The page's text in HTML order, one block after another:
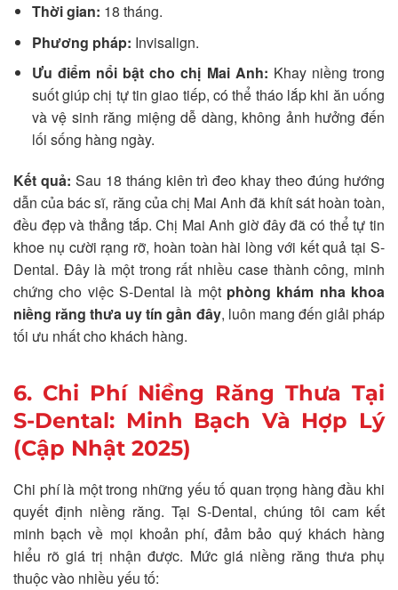
Thời gian: 18 tháng.
Phương pháp: Invisalign.
Ưu điểm nổi bật cho chị Mai Anh: Khay niềng trong
suốt giúp chị tự tin giao tiếp, có thể tháo lắp khi ăn uống
và vệ sinh răng miệng dễ dàng, không ảnh hưởng đến
lối sống hàng ngày.
Kết quả: Sau 18 tháng kiên trì đeo khay theo đúng hướng
dẫn của bác sĩ, răng của chị Mai Anh đã khít sát hoàn toàn,
đều đẹp và thẳng tắp. Chị Mai Anh giờ đây đã có thể tự tin
khoe nụ cười rạng rỡ, hoàn toàn hài lòng với kết quả tại S-
Dental. Đây là một trong rất nhiều case thành công, minh
chứng cho việc S-Dental là một phòng khám nha khoa
niềng răng thưa uy tín gần đây, luôn mang đến giải pháp
tối ưu nhất cho khách hàng.
6. Chi Phí Niềng Răng Thưa Tại
S-Dental: Minh Bạch Và Hợp Lý
(Cập Nhật 2025)
Chi phí là một trong những yếu tố quan trọng hàng đầu khi
quyết định niềng răng. Tại S-Dental, chúng tôi cam kết
minh bạch về mọi khoản phí, đảm bảo quý khách hàng
hiểu rõ giá trị nhận được. Mức giá niềng răng thưa phụ
thuộc vào nhiều yếu tố: